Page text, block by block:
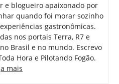
e blogueiro apaixonado por
quando foi morar sozinho
gastronômicas.
nos portais Terra, R7 e
Brasil e no mundo. Escrevo
Hora e Pilotando Fogão.
mais